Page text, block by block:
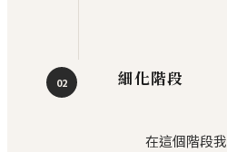
02 細化階段
在這個階段